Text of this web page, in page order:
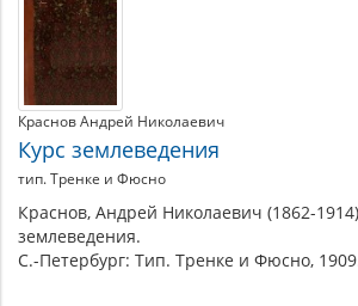
Краснов Андрей Николаевич
Курс землеведения
тип. Тренке и Фюсно
Краснов, Андрей Николаевич (1862-
землеведения.
С.-Петербург: Тип. Тренке и Фюсно,